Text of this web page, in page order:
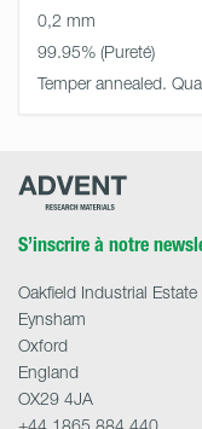
0,2 mm
99.95%
Temper annealed.
Advent
S’inscrire à notre
Oakfield Industrial Estate
Eynsham
Oxford
England
OX29 4JA
+44 1865 884 440